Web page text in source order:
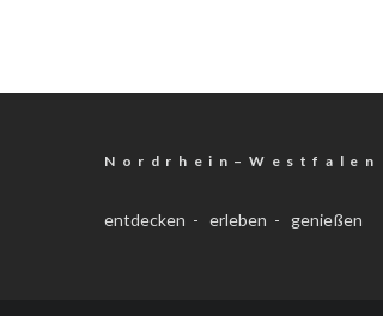
N o r d r h e i n – W e s t f a l e n
entdecken - erleben - genießen